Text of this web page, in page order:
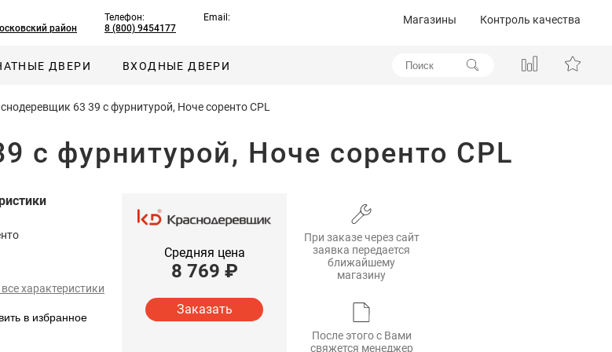
район
Телефон:
8 (800) 9454177
Email: Магазины Контроль качества
ДВЕРИ ВХОДНЫЕ ДВЕРИ
63 39 с фурнитурой, Ноче соренто CPL
с фурнитурой, Ноче соренто CPL
характеристики
в избранное
Средняя цена
8 769 ₽
Заказать
При заказе через сайт
заявка передается
ближайшему
магазину
После этого с Вами
свяжется менеджер